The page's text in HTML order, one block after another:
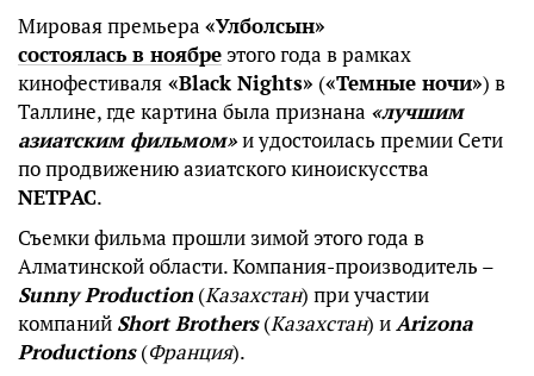
Мировая премьера «Улболсын»
состоялась в ноябре этого года в рамках
кинофестиваля «Black Nights» («Темные ночи») в
Таллине, где картина была признана «лучшим
азиатским фильмом»и удостоилась премии Сети
по продвижению азиатского киноискусства
NETPAC.
Съемки фильма прошли зимой этого года в
Алматинской области. Компания-производитель –
Sunny Production(Казахстан) при участии
компаний Short Brothers(Казахстан) иArizona
Productions(Франция).